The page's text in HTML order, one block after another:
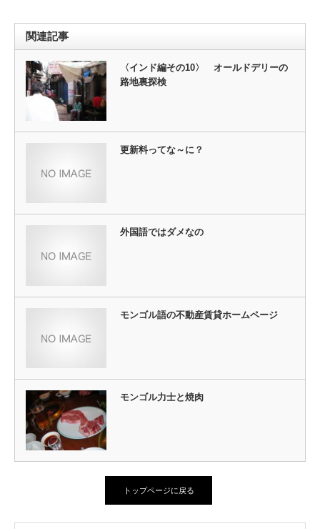
関連記事
〈インド編その10〉 オールドデリーの
路地裏探検
更新料ってな～に？
外国語ではダメなの
モンゴル語の不動産賃貸ホームページ
モンゴル力士と焼肉
トップページに戻る